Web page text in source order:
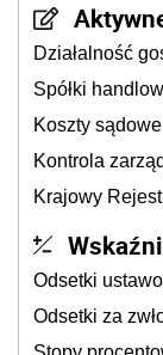
Działalność
Spółki
Koszty sądowe
Kontrola
Krajowy
Odsetki
Odsetki za